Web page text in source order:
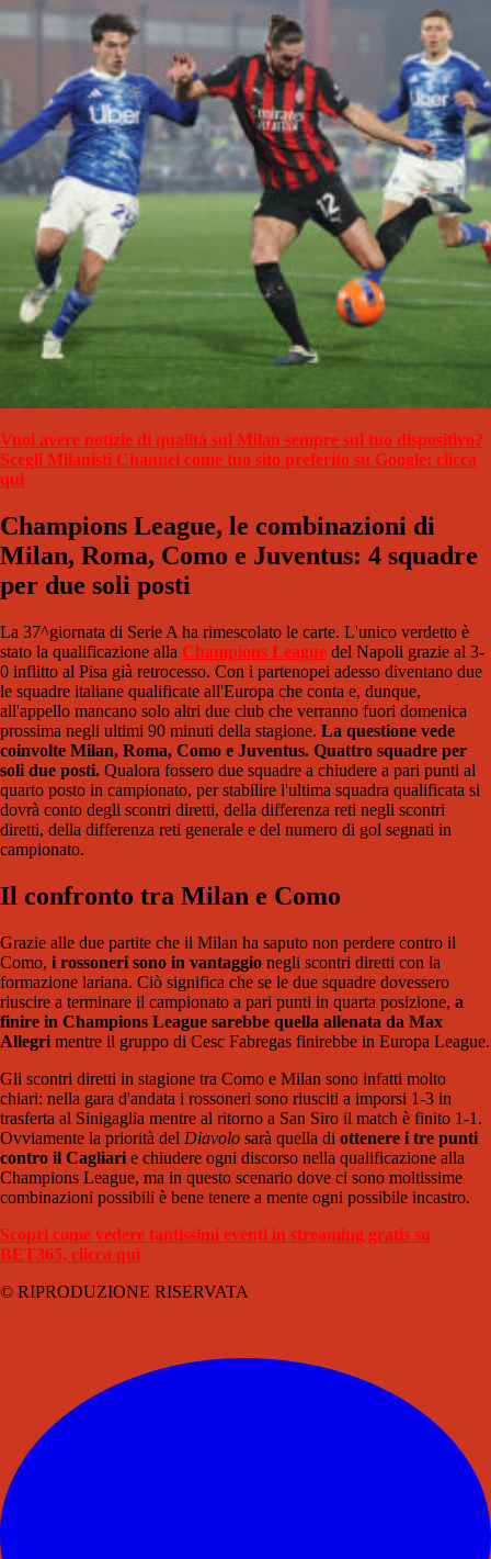
Vuoi avere notizie di qualità sul Milan sempre sul tuo dispositivo?
Scegli Milanisti Channel come tuo sito preferito su Google: clicca
qui
Champions League, le combinazioni di
Milan, Roma, Como e Juventus: 4 squadre
per due soli posti
La 37^giornata di Serie A ha rimescolato le carte. L'unico verdetto è
stato la qualificazione alla Champions League del Napoli grazie al 3-
0 inflitto al Pisa già retrocesso. Con i partenopei adesso diventano due
le squadre italiane qualificate all'Europa che conta e, dunque,
all'appello mancano solo altri due club che verranno fuori domenica
prossima negli ultimi 90 minuti della stagione. La questione vede
coinvolte Milan, Roma, Como e Juventus. Quattro squadre per
soli due posti. Qualora fossero due squadre a chiudere a pari punti al
quarto posto in campionato, per stabilire l'ultima squadra qualificata si
dovrà conto degli scontri diretti, della differenza reti negli scontri
diretti, della differenza reti generale e del numero di gol segnati in
campionato.
Il confronto tra Milan e Como
Grazie alle due partite che il Milan ha saputo non perdere contro il
Como, i rossoneri sono in vantaggio negli scontri diretti con la
formazione lariana. Ciò significa che se le due squadre dovessero
riuscire a terminare il campionato a pari punti in quarta posizione, a
finire in Champions League sarebbe quella allenata da Max
Allegri mentre il gruppo di Cesc Fabregas finirebbe in Europa League.
Gli scontri diretti in stagione tra Como e Milan sono infatti molto
chiari: nella gara d'andata i rossoneri sono riusciti a imporsi 1-3 in
trasferta al Sinigaglia mentre al ritorno a San Siro il match è finito 1-1.
Ovviamente la priorità del Diavolo sarà quella di ottenere i tre punti
contro il Cagliari e chiudere ogni discorso nella qualificazione alla
Champions League, ma in questo scenario dove ci sono moltissime
combinazioni possibili è bene tenere a mente ogni possibile incastro.
Scopri come vedere tantissimi eventi in streaming gratis su
BET365, clicca qui
© RIPRODUZIONE RISERVATA